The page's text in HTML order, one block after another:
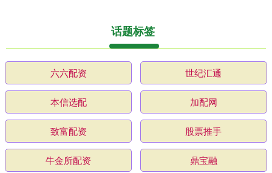
话题标签
六六配资 世纪汇通
本信选配 加配网
致富配资 股票推手
牛金所配资 鼎宝融